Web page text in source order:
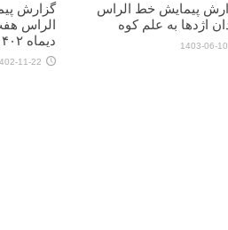
پیمایش خط الراس
اژدها به علم کوه
1403-06-10
گزارش
الراس
دیماه ۱۴۰۲)
11-22